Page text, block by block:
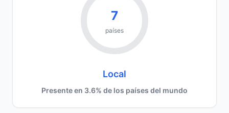
7
países
Local
Presente en 3.6% de los países del mundo